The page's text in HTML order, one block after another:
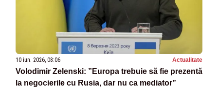
10 iun. 2026, 08:06 Actualitate
Volodimir Zelenski: ”Europa trebuie să fie prezentă
la negocierile cu Rusia, dar nu ca mediator”